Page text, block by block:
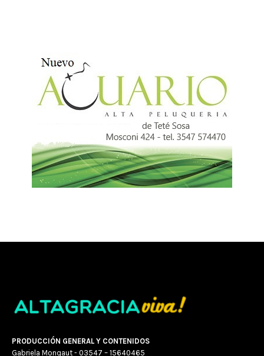
PRODUCCIÓN GENERAL Y CONTENIDOS
Gabriela Monqaut - 03547 – 15640465